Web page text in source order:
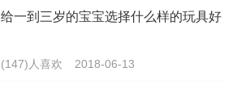
给一到三岁的宝宝选择什么样的玩具好
(147)人喜欢 2018-06-13